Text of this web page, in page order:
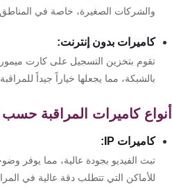
والشركات الصغيرة، خاصة في المناطق
كاميرات بدون إنترنت:
تقوم بتخزين التسجيل على كارت
بالشبكة، مما يجعلها خياراً جيداً للمراقبة
كاميرات المراقبة حسب
كاميرات IP:
تبث الفيديو بجودة عالية، مما يوفر
للأماكن التي تتطلب دقة عالية في